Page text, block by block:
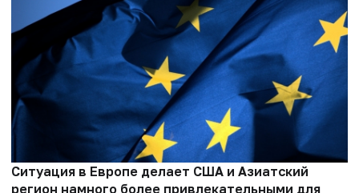
Ситуация в Европе делает США и Азиатский
регион намного более привлекательными для